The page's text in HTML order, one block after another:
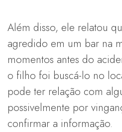
Além disso, ele relatou
agredido em um bar na
momentos antes do
o filho foi buscá-lo no
pode ter relação com
possivelmente por
confirmar a informação.